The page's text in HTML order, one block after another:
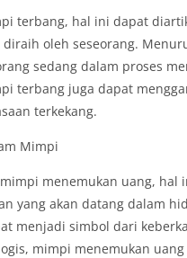
terbang, hal ini dapat
diraih oleh seseorang.
sedang dalam proses
terbang juga dapat
terkekang.
Mimpi
menemukan uang,
yang akan datang dalam
menjadi simbol dari
mimpi menemukan